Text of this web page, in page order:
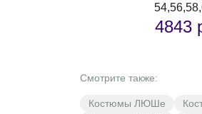
4843
Смотрите также:
Костюмы ЛЮШе